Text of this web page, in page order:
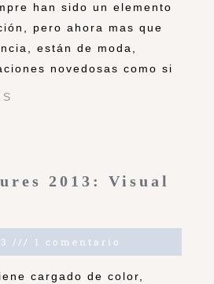
han sido un elemento
pero ahora mas que
están de moda,
novedosas como si
2013: Visual
1 comentario
cargado de color,